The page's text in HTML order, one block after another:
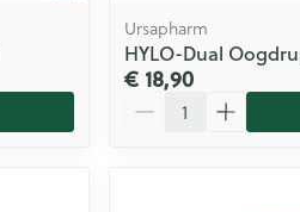
Ursapharm
HYLO-Dual
€ 18,90